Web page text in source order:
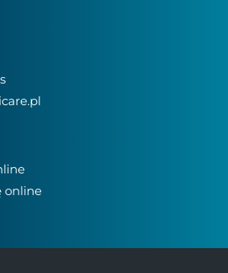
online